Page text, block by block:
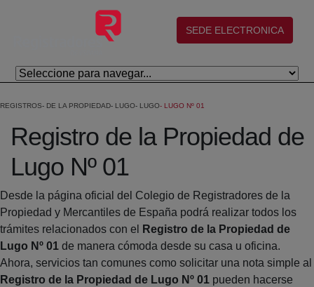
Eduki nagusira joan
(abre en nueva ventana)
SEDE ELECTRONICA
REGISTROS DE LA PROPIEDAD LUGO LUGO LUGO Nº 01
Registro de la Propiedad de
Lugo Nº 01
Desde la página oficial del Colegio de Registradores de la
Propiedad y Mercantiles de España podrá realizar todos los
trámites relacionados con el
Registro de la Propiedad de
Lugo Nº 01 de manera cómoda desde su casa u oficina.
Ahora, servicios tan comunes como solicitar una nota simple al
Registro de la Propiedad de Lugo Nº 01 pueden hacerse